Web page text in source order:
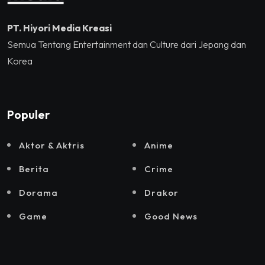
PT. Hiyori Media Kreasi
Semua Tentang Entertainment dan Culture dari Jepang dan
Korea
Populer
Aktor & Aktris Anime
Berita Crime
Dorama Drakor
Game Good News